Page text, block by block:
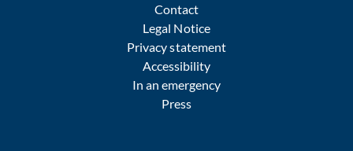
Contact
Legal Notice
Privacy statement
Accessibility
In an emergency
Press